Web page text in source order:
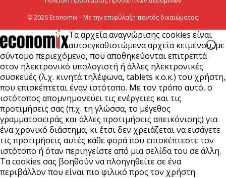
© 2026 Economix – Με την επιφύλαξη παντός δικαιώματος.
Τα αρχεία αναγνώρισης cookies είναι
αυτοεγκαθιστώμενα αρχεία κειμένου, με
σύντομο περιεχόμενο, που αποθηκεύονται επιτρεπτά
στον ηλεκτρονικό υπολογιστή ή άλλες ηλεκτρονικές
συσκευές (λ.χ. κινητά τηλέφωνα, tablets κ.ο.κ.) του χρήστη,
που επισκέπτεται έναν ιστότοπο. Με τον τρόπο αυτό, ο
ιστότοπος απομνημονεύει τις ενέργειες και τις
προτιμήσεις σας (π.χ. τη γλώσσα, το μέγεθος
γραμματοσειράς και άλλες προτιμήσεις απεικόνισης) για
ένα χρονικό διάστημα, κι έτσι δεν χρειάζεται να εισάγετε
τις προτιμήσεις αυτές κάθε φορά που επισκέπτεστε τον
ιστότοπο ή όταν περιηγείστε από μια σελίδα του σε άλλη.
Τα cookies σας βοηθούν να πλοηγηθείτε σε ένα
περιβάλλον που είναι πιο φιλικό προς τον χρήστη.